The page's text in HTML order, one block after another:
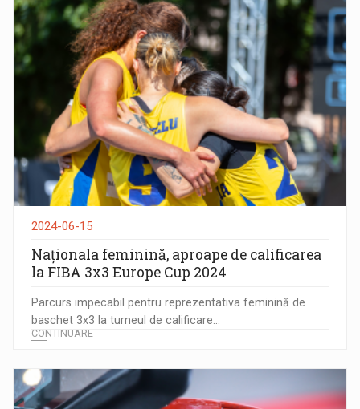
2024-06-15
Naționala feminină, aproape de calificarea
la FIBA 3x3 Europe Cup 2024
Parcurs impecabil pentru reprezentativa feminină de
baschet 3x3 la turneul de calificare...
CONTINUARE